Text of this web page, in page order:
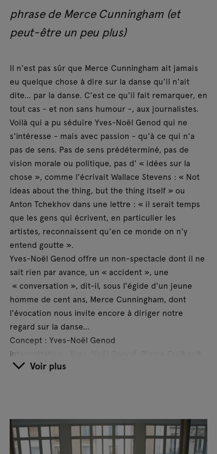
phrase de Merce Cunningham (et
peut-être un peu plus)
Il n'est pas sûr que Merce Cunningham ait jamais
eu quelque chose à dire sur la danse qu'il n'ait
dite… par la danse. C'est ce qu'il fait remarquer, en
tout cas - et non sans humour -, aux journalistes.
Voilà qui a pu séduire Yves-Noël Genod qui ne
s'intéresse - mais avec passion - qu'à ce qui n'a
pas de sens. Pas de sens prédéterminé, pas de
vision morale ou politique, pas d' « idées sur la
chose », comme l'écrivait Wallace Stevens : « Not
ideas about the thing, but the thing itself » ou
Anton Tchekhov dans une lettre : « il serait temps
que les gens qui écrivent, en particulier les
artistes, reconnaissent qu'en ce monde on n'y
entend goutte ».
Yves-Noël Genod offre un non-spectacle dont il ne
sait rien par avance, un « accident », une
« conversation », dit-il, sous l'égide d'un jeune
homme de cent ans, Merce Cunningham, dont
l'évocation nous invite encore à diriger notre
regard sur la danse…
Concept : Yves-Noël Genod
Interprétation : Yves-Noël Genod, Pierre Guilbault
Remerciements : Denise Luccioni
Tarif plein : 12€
Tarif réduit : 8€ (voir conditions)
Voir plus